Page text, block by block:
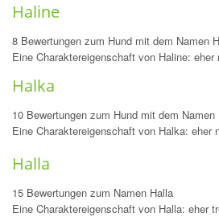
Haline
8 Bewertungen zum Hund mit dem Namen
Eine Charaktereigenschaft von Haline: eher
Halka
10 Bewertungen zum Hund mit dem Namen
Eine Charaktereigenschaft von Halka: eher
Halla
15 Bewertungen zum Namen Halla
Eine Charaktereigenschaft von Halla: eher